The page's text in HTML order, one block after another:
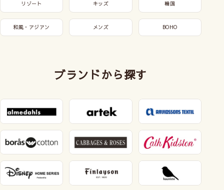
リゾート キッズ 韓国
和風・アジアン メンズ BOHO
ブランドから探す